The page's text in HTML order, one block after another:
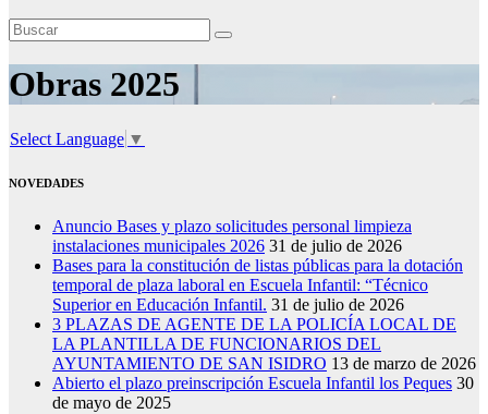
Obras 2025
Select Language ▼
NOVEDADES
Anuncio Bases y plazo solicitudes personal limpieza
instalaciones municipales 2026 31 de julio de 2026
Bases para la constitución de listas públicas para la dotación
temporal de plaza laboral en Escuela Infantil: “Técnico
Superior en Educación Infantil. 31 de julio de 2026
3 PLAZAS DE AGENTE DE LA POLICÍA LOCAL DE
LA PLANTILLA DE FUNCIONARIOS DEL
AYUNTAMIENTO DE SAN ISIDRO 13 de marzo de 2026
Abierto el plazo preinscripción Escuela Infantil los Peques 30
de mayo de 2025